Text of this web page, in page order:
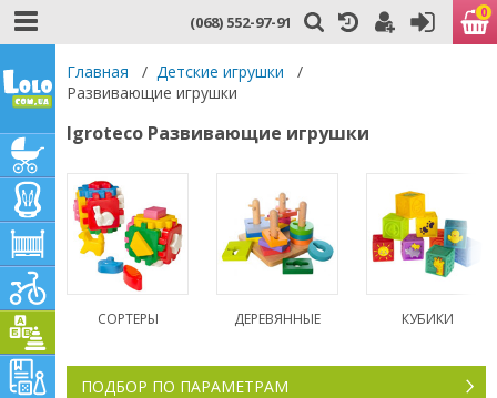
(068) 552-97-91 0
Главная / Детские игрушки
/
Развивающие игрушки
Igroteco Развивающие игрушки
СОРТЕРЫ ДЕРЕВЯННЫЕ КУБИКИ
ПОДБОР ПО ПАРАМЕТРАМ